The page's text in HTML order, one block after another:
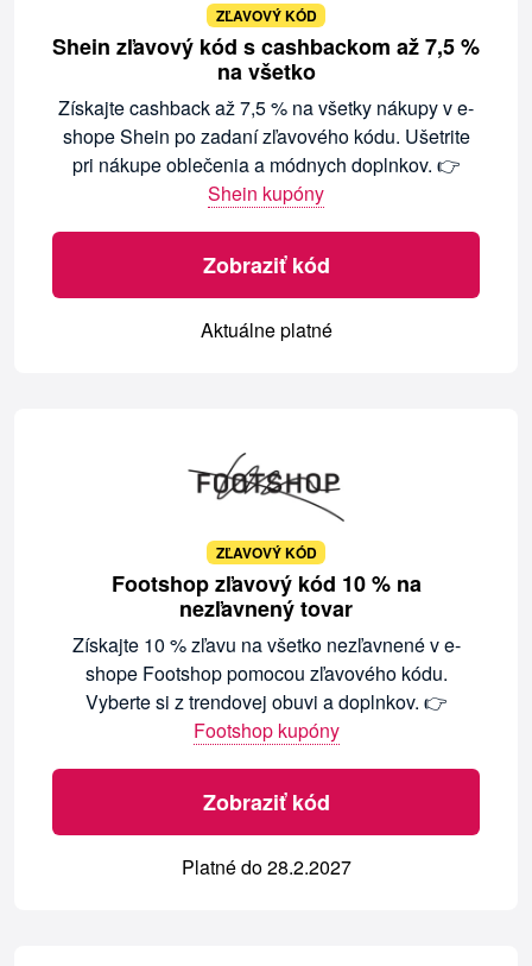
ZĽAVOVÝ KÓD
Shein zľavový kód s cashbackom až 7,5 %
na všetko
Získajte cashback až 7,5 % na všetky nákupy v e-
shope Shein po zadaní zľavového kódu. Ušetrite
pri nákupe oblečenia a módnych doplnkov. 👉
Shein kupóny
Zobraziť kód
Aktuálne platné
ZĽAVOVÝ KÓD
Footshop zľavový kód 10 % na
nezľavnený tovar
Získajte 10 % zľavu na všetko nezľavnené v e-
shope Footshop pomocou zľavového kódu.
Vyberte si z trendovej obuvi a doplnkov. 👉
Footshop kupóny
Zobraziť kód
Platné do 28.2.2027